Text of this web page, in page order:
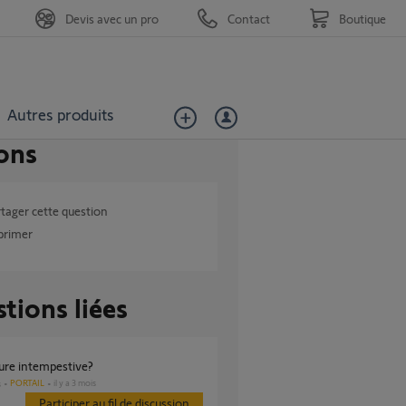
Autres produits
Devis avec un pro Contact Boutique
cette question
liées
intempestive?
PORTAIL il y a 3 mois
Participer au fil de discussion